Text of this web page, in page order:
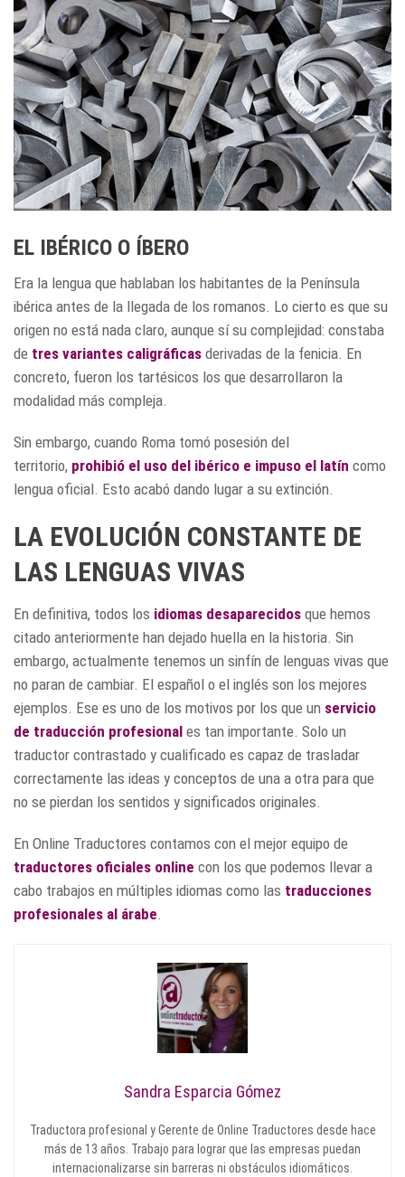
EL IBÉRICO O ÍBERO
Era la lengua que hablaban los habitantes de la Península
ibérica antes de la llegada de los romanos. Lo cierto es que su
origen no está nada claro, aunque sí su complejidad: constaba
de tres variantes caligráficas derivadas de la fenicia. En
concreto, fueron los tartésicos los que desarrollaron la
modalidad más compleja.
Sin embargo, cuando Roma tomó posesión del
territorio, prohibió el uso del ibérico e impuso el latín como
lengua oficial. Esto acabó dando lugar a su extinción.
LA EVOLUCIÓN CONSTANTE DE
LAS LENGUAS VIVAS
En definitiva, todos los idiomas desaparecidos que hemos
citado anteriormente han dejado huella en la historia. Sin
embargo, actualmente tenemos un sinfín de lenguas vivas que
no paran de cambiar. El español o el inglés son los mejores
ejemplos. Ese es uno de los motivos por los que un servicio
de traducción profesional es tan importante. Solo un
traductor contrastado y cualificado es capaz de trasladar
correctamente las ideas y conceptos de una a otra para que
no se pierdan los sentidos y significados originales.
En Online Traductores contamos con el mejor equipo de
traductores oficiales online con los que podemos llevar a
cabo trabajos en múltiples idiomas como las traducciones
profesionales al árabe
Sandra Esparcia Gómez
Traductora profesional y Gerente de Online Traductores desde hace
más de 13 años. Trabajo para lograr que las empresas puedan
internacionalizarse sin barreras ni obstáculos idiomáticos.